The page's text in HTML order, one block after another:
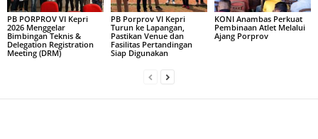
PB PORPROV VI Kepri
2026 Menggelar
Bimbingan Teknis &
Delegation Registration
Meeting (DRM)
PB Porprov VI Kepri
Turun ke Lapangan,
Pastikan Venue dan
Fasilitas Pertandingan
Siap Digunakan
KONI Anambas Perkuat
Pembinaan Atlet Melalui
Ajang Porprov